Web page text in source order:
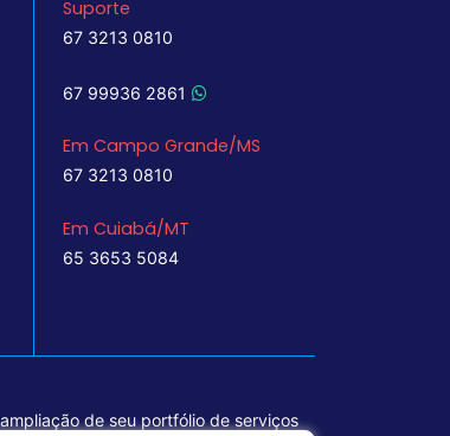
Suporte
67 3213 0810
67 99936 2861
Em Campo Grande/MS
67 3213 0810
Em Cuiabá/MT
65 3653 5084
de seu portfólio de serviços